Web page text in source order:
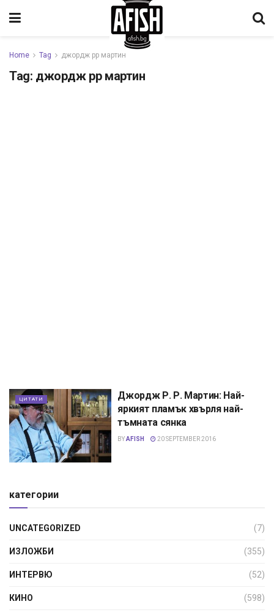
Home Tag джордж рр мартин
Tag: джордж рр мартин
ЦИТАТИ
Джордж Р. Р. Мартин: Най-
яркият пламък хвърля най-
тъмната сянка
BYAFISH 20 SEPTEMBER 2016
категории
UNCATEGORIZED (7)
ИЗЛОЖБИ (355)
ИНТЕРВЮ (52)
КИНО (598)